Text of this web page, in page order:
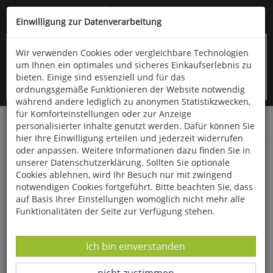
Kompletten Head der Seite überspringen
oder (06766) 9323-960
Startseite Bücher Geschichte Diverses
Ungeliebte Königin
Einwilligung zur Datenverarbeitung
Wir verwenden Cookies oder vergleichbare Technologien
um Ihnen ein optimales und sicheres Einkaufserlebnis zu
bieten. Einige sind essenziell und für das
ordnungsgemäße Funktionieren der Website notwendig
während andere lediglich zu anonymen Statistikzwecken,
für Komforteinstellungen oder zur Anzeige
personalisierter Inhalte genutzt werden. Dafür können Sie
hier Ihre Einwilligung erteilen und jederzeit widerrufen
oder anpassen. Weitere Informationen dazu finden Sie in
unserer Datenschutzerklärung. Sollten Sie optionale
Cookies ablehnen, wird Ihr Besuch nur mit zwingend
notwendigen Cookies fortgeführt. Bitte beachten Sie, dass
auf Basis Ihrer Einstellungen womöglich nicht mehr alle
Funktionalitäten der Seite zur Verfügung stehen.
Datenverarbeitung -
Ich bin einverstanden